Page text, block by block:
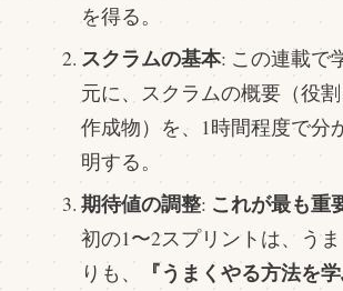
を得る。
スクラムの基本: この連載で
元に、スクラムの概要（役割
作成物）を、1時間程度で分
明する。
期待値の調整: これが最も重
初の1〜2スプリントは、う
りも、
『うまくやる方法を学